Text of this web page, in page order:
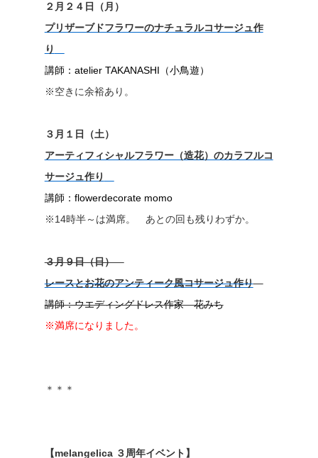
２月２４日（月）
プリザーブドフラワーのナチュラルコサージュ作
り
講師：atelier TAKANASHI（小鳥遊）
※空きに余裕あり。
３月１日（土）
アーティフィシャルフラワー（造花）のカラフルコ
サージュ作り
講師：flowerdecorate momo
※14時半～は満席。 あとの回も残りわずか。
３月９日（日）
レースとお花のアンティーク風コサージュ作り
講師：ウエディングドレス作家 花みち
※満席になりました。
＊＊＊
【melangelica ３周年イベント】